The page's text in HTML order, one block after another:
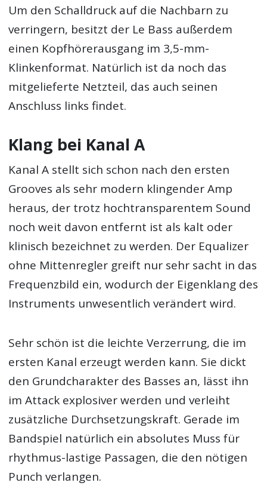
Um den Schalldruck auf die Nachbarn zu
verringern, besitzt der Le Bass außerdem
einen Kopfhörerausgang im 3,5-mm-
Klinkenformat. Natürlich ist da noch das
mitgelieferte Netzteil, das auch seinen
Anschluss links findet.
Klang bei Kanal A
Kanal A stellt sich schon nach den ersten
Grooves als sehr modern klingender Amp
heraus, der trotz hochtransparentem Sound
noch weit davon entfernt ist als kalt oder
klinisch bezeichnet zu werden. Der Equalizer
ohne Mittenregler greift nur sehr sacht in das
Frequenzbild ein, wodurch der Eigenklang des
Instruments unwesentlich verändert wird.
Sehr schön ist die leichte Verzerrung, die im
ersten Kanal erzeugt werden kann. Sie dickt
den Grundcharakter des Basses an, lässt ihn
im Attack explosiver werden und verleiht
zusätzliche Durchsetzungskraft. Gerade im
Bandspiel natürlich ein absolutes Muss für
rhythmus-lastige Passagen, die den nötigen
Punch verlangen.